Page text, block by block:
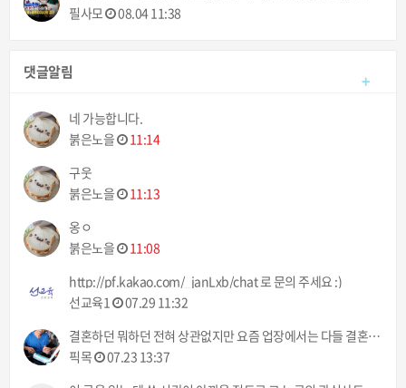
필사모
08.04 11:38
+
댓글알림
네 가능합니다.
붉은노을
11:14
구웃
붉은노을
11:13
옹ㅇ
붉은노을
11:08
http://pf.kakao.com/_janLxb/chat 로 문의 주세요 :)
선교육1
07.29 11:32
결혼하던 뭐하던 전혀 상관없지만 요즘 업장에서는 다들 결혼이야기만 하네 ㅠㅠ 했으면 뭐라도 주던지 ㅋㅋ
픽목
07.23 13:37